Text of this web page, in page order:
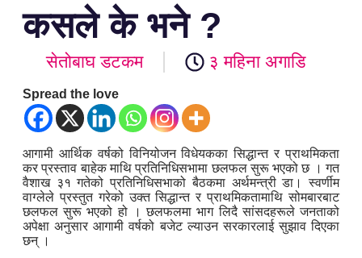
कसले के भने ?
सेतोबाघ डटकम ३ महिना अगाडि
Spread the love
आगामी आर्थिक वर्षको विनियोजन विधेयकका सिद्धान्त र प्राथमिकता
कर प्रस्ताव बाहेक माथि प्रतिनिधिसभामा छलफल सुरू भएको छ । गत
वैशाख ३१ गतेको प्रतिनिधिसभाको बैठकमा अर्थमन्त्री डा। स्वर्णीम
वाग्लेले प्रस्तुत गरेको उक्त सिद्धान्त र प्राथमिकतामाथि सोमबारबाट
छलफल सुरू भएको हो । छलफलमा भाग लिदै सांसदहरूले जनताको
अपेक्षा अनुसार आगामी वर्षको बजेट ल्याउन सरकारलाई सुझाव दिएका
छन् ।